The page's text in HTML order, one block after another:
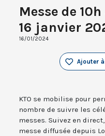
Messe de
16 janvier
16/01/2024
Ajouter
KTO se mobilise pour
nombre de suivre les
messes. Suivez en
messe diffusée depuis